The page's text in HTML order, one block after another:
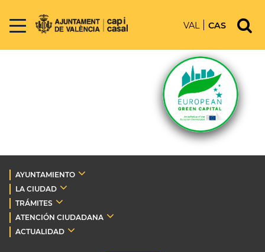
VAL CAS
AYUNTAMIENTO
LA CIUDAD
TRÁMITES
ATENCIÓN CIUDADANA
ACTUALIDAD